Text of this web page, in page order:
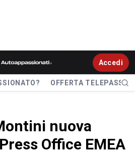
Accedi
OFFERTA TELEPASS
nuova
Office EMEA